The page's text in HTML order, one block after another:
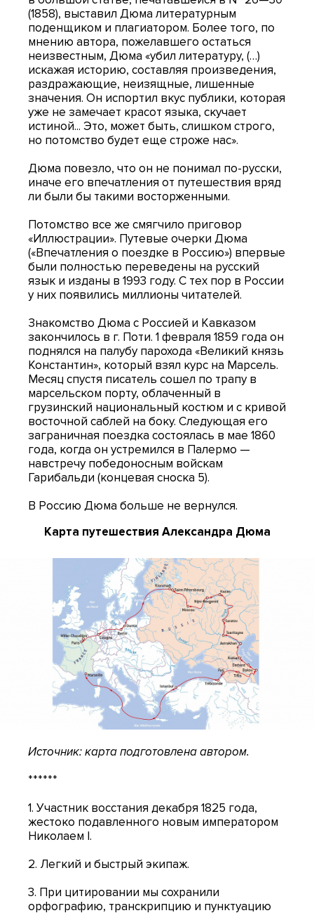
(1858), выставил Дюма литературным
поденщиком и плагиатором. Более того, по
мнению автора, пожелавшего остаться
неизвестным, Дюма «убил литературу, (…)
искажая историю, составляя произведения,
раздражающие, неизящные, лишенные
значения. Он испортил вкус публики, которая
уже не замечает красот языка, скучает
истиной... Это, может быть, слишком строго,
но потомство будет еще строже нас».
Дюма повезло, что он не понимал по-русски,
иначе его впечатления от путешествия вряд
ли были бы такими восторженными.
Потомство все же смягчило приговор
«Иллюстрации». Путевые очерки Дюма
(«Впечатления о поездке в Россию») впервые
были полностью переведены на русский
язык и изданы в 1993 году. С тех пор в России
у них появились миллионы читателей.
Знакомство Дюма с Россией и Кавказом
закончилось в г. Поти. 1 февраля 1859 года он
поднялся на палубу парохода «Великий князь
Константин», который взял курс на Марсель.
Месяц спустя писатель сошел по трапу в
марсельском порту, облаченный в
грузинский национальный костюм и с кривой
восточной саблей на боку. Следующая его
заграничная поездка состоялась в мае 1860
года, когда он устремился в Палермо —
навстречу победоносным войскам
Гарибальди (концевая сноска 5).
В Россию Дюма больше не вернулся.
Карта путешествия Александра Дюма
Источник: карта подготовлена автором.
******
1. Участник восстания декабря 1825 года,
жестоко подавленного новым императором
Николаем I.
2. Легкий и быстрый экипаж.
3. При цитировании мы сохранили
орфографию, транскрипцию и пунктуацию